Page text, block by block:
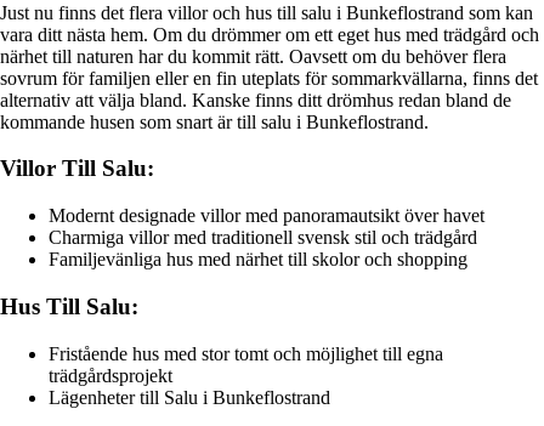
Just nu finns det flera villor och hus till salu i Bunkeflostrand som kan
vara ditt nästa hem. Om du drömmer om ett eget hus med trädgård och
närhet till naturen har du kommit rätt. Oavsett om du behöver flera
sovrum för familjen eller en fin uteplats för sommarkvällarna, finns det
alternativ att välja bland. Kanske finns ditt drömhus redan bland de
kommande husen som snart är till salu i Bunkeflostrand.
Villor Till Salu:
Modernt designade villor med panoramautsikt över havet
Charmiga villor med traditionell svensk stil och trädgård
Familjevänliga hus med närhet till skolor och shopping
Hus Till Salu:
Fristående hus med stor tomt och möjlighet till egna
trädgårdsprojekt
Lägenheter till Salu i Bunkeflostrand